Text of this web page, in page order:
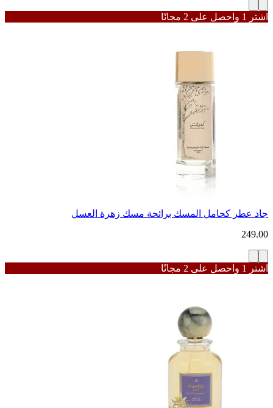
اشترِ 1 واحصل على 2 مجانًا
جاد عطر كحامل المسك برائحة مسك زهرة العسل
249.00
اشترِ 1 واحصل على 2 مجانًا